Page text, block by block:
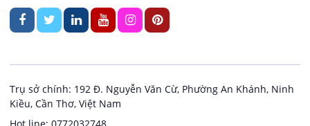
Nhà hàng / Khách sạn
Thủy Sản
Quản lý chất lượng (QA/QC)
Việc làm tại Long Phú 1
Trụ sở chính: 192 Đ. Nguyễn Văn Cừ, Phường An Khánh, Ninh
Kiều, Cần Thơ, Việt Nam